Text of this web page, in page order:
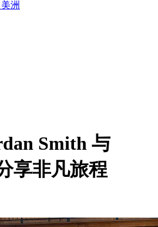
洲
Smith 与
享非凡旅程